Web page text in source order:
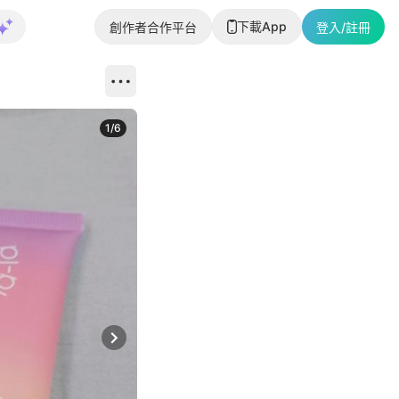
創作者合作平台 下載App 登入/註冊
Next slide
1/6